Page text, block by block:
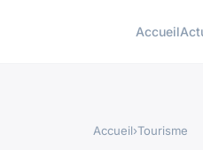
Accueil
Accueil›Tourisme